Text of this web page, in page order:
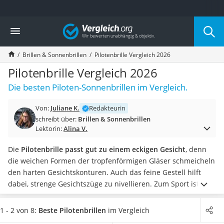
Die beliebtesten Vergleiche nach Kategorie
Mode
Boxershorts
Cellulite-Leggings
Herrensocken
Polarisierte Sonnenbrille
Hausschuhe Herren
Suunto-Uhr
Überzieh-Sonnenbrille
Sneaker Herren
Geldbörse Herren
Knirps-Regenschirm
Periodenunterwäsche
RFID-Schutzkarte
Motorradbrillen
Vergleich
Brillen & Sonnenbrillen Pilotenbrille Vergleich 2026
Pilotenbrille Vergleich 2026
Die besten Piloten-Sonnenbrillen im Vergleich.
Von: Juliane K.
Redakteurin
schreibt über: Brillen & Sonnenbrillen
Lektorin:Alina V.
Die Pilotenbrille passt gut zu einem eckigen Gesicht, denn
die weichen Formen der tropfenförmigen Gläser schmeicheln
den harten Gesichtskonturen. Auch das feine Gestell hilft
dabei, strenge Gesichtszüge zu nivellieren. Zum Sport ist die
Pilotenbrille eher ungeeignet. Für die Radtour empfehlen wir
stattdessen einepolarisierte Fahrradbrille
Wählen Sie jetzt
1 - 2 von 8: Beste Pilotenbrillen im Vergleich